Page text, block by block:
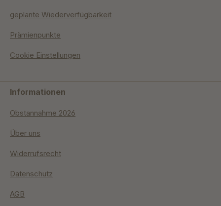
geplante Wiederverfügbarkeit
Prämienpunkte
Cookie Einstellungen
Informationen
Obstannahme 2026
Über uns
Widerrufsrecht
Datenschutz
AGB